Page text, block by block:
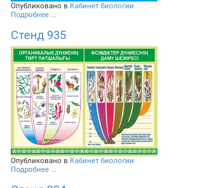
Опубликовано в Кабинет биологии
Подробнее ...
Стенд 935
Опубликовано в Кабинет биологии
Подробнее ...